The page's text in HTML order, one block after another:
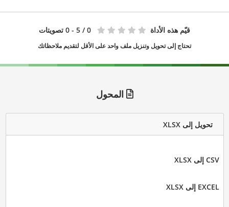
قيّم هذه الأداة 0 / 5 - 0 تصويتات
تحتاج إلى تحويل وتنزيل ملف واحد على الأقل لتقديم ملاحظاتك
المحول
تحويل إلى XLSX
CSV إلى XLSX
EXCEL إلى XLSX